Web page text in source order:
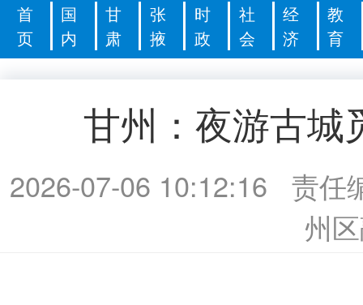
首
页
国
内
甘
肃
张
掖
时
政
社
会
经
济
教
育
甘州：夜游古城
2026-07-06 10:12:16
责任
州